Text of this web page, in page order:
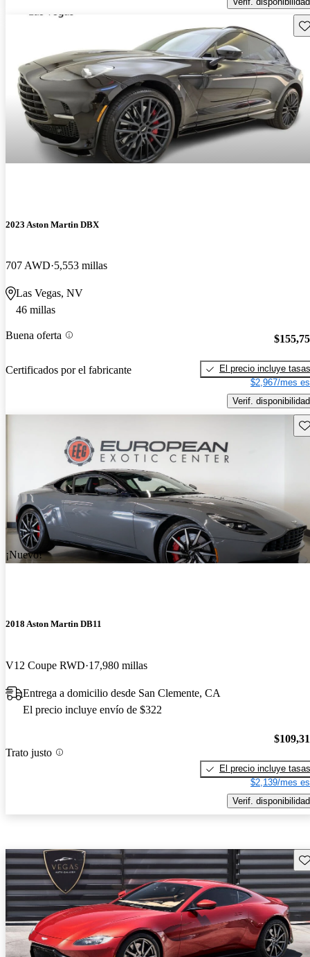
2023 Aston Martin DBX
707 AWD 5,553 millas
Las Vegas, NV
46 millas
Buena oferta
Certificados por el fabricante
El precio incluye tasas
$2,967/mes
Verif. disponibilidad
¡Nuevo!
2018 Aston Martin DB11
V12 Coupe RWD 17,980 millas
Entrega a domicilio desde San Clemente, CA
El precio incluye envío de $322
Trato justo
El precio incluye tasas
$2,139/mes
Verif. disponibilidad